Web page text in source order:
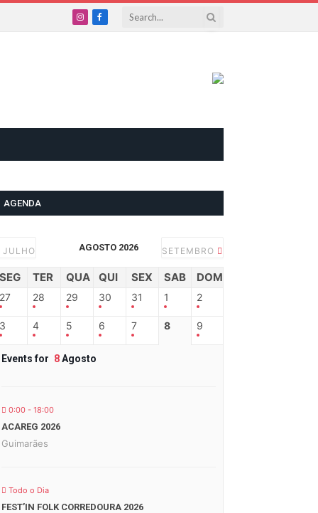
InstagramFacebook
AGENDA
JULHO AGOSTO 2026 SETEMBRO
SEG TER QUA QUI SEX SAB DOM
27 28 29 30 31 1 2
3 4 5 6 7 8 9
Events for 8Agosto
0:00 - 18:00
ACAREG 2026
Guimarães
Todo o Dia
FEST’IN FOLK CORREDOURA 2026